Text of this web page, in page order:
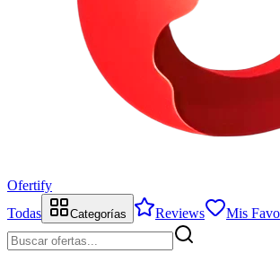
Ofertify
Todas
Categorías Reviews Mis